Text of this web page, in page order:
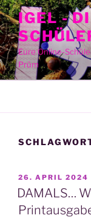
Zum
Inhalt
springen
IGEL -
Eure Online-
Prüm
AM
26. APRIL 2024
DAMALS…